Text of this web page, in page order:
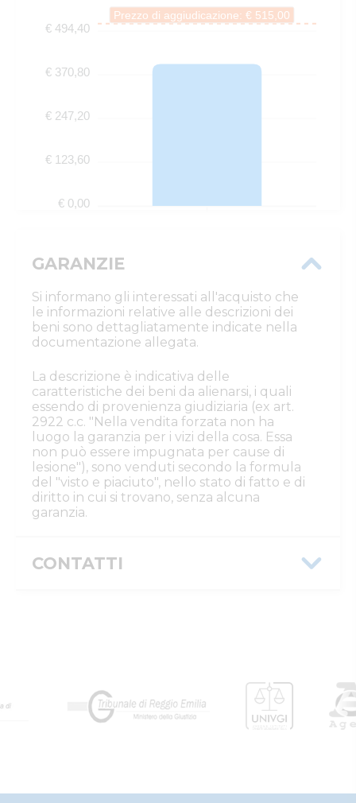
Prezzo di aggiudicazione: € 515,00
€ 494,40
€ 370,80
€ 247,20
€ 123,60
€ 0,00
GARANZIE
Si informano gli interessati all'acquisto che
le informazioni relative alle descrizioni dei
beni sono dettagliatamente indicate nella
documentazione allegata.
La descrizione è indicativa delle
caratteristiche dei beni da alienarsi, i quali
essendo di provenienza giudiziaria (ex art.
2922 c.c. "Nella vendita forzata non ha
luogo la garanzia per i vizi della cosa. Essa
non può essere impugnata per cause di
lesione"), sono venduti secondo la formula
del "visto e piaciuto", nello stato di fatto e di
diritto in cui si trovano, senza alcuna
garanzia.
CONTATTI